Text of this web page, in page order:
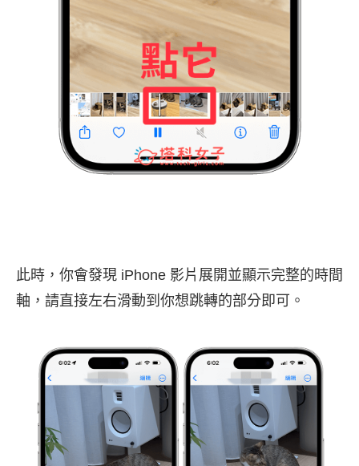
此時，你會發現 iPhone 影片展開並顯示完整的時間
軸，請直接左右滑動到你想跳轉的部分即可。